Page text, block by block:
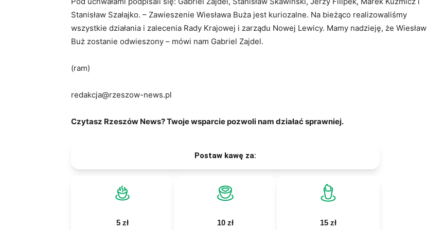
Stanisław Szałajko. – Zawieszenie Wiesława Buża jest kuriozalne. Na bieżąco realizowaliśmy
wszystkie działania i zalecenia Rady Krajowej i zarządu Nowej Lewicy. Mamy nadzieję, że Wiesław
Buż zostanie odwieszony – mówi nam Gabriel Zajdel.
(ram)
redakcja@rzeszow-news.pl
Czytasz Rzeszów News? Twoje wsparcie pozwoli nam działać sprawniej.
Postaw kawę za:
5 zł 10 zł 15 zł